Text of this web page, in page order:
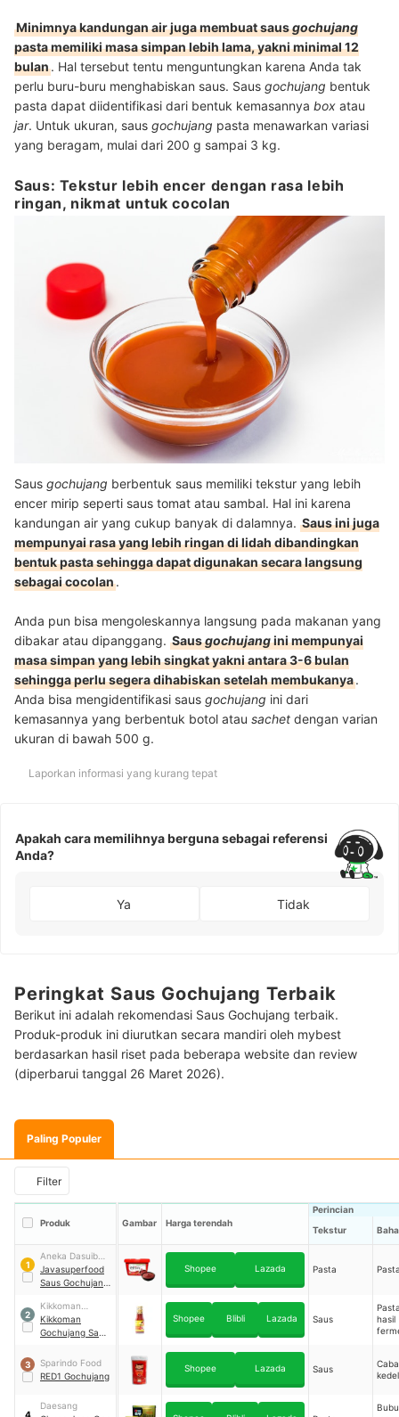
Minimnya kandungan air juga membuat sausgochujang
pasta memiliki masa simpan lebih lama, yakni minimal 12
bulan. Hal tersebut tentu menguntungkan karena Anda tak
perlu buru-buru menghabiskan saus. Saus gochujang bentuk
pasta dapat diidentifikasi dari bentuk kemasannya box atau
jar. Untuk ukuran, saus gochujang pasta menawarkan variasi
yang beragam, mulai dari 200 g sampai 3 kg.
Saus: Tekstur lebih encer dengan rasa lebih
ringan, nikmat untuk cocolan
Saus gochujang berbentuk saus memiliki tekstur yang lebih
encer mirip seperti saus tomat atau sambal. Hal ini karena
kandungan air yang cukup banyak di dalamnya. Saus ini juga
mempunyai rasa yang lebih ringan di lidah dibandingkan
bentuk pasta sehingga dapat digunakan secara langsung
sebagai cocolan.
Anda pun bisa mengoleskannya langsung pada makanan yang
dibakar atau dipanggang. Sausgochujangini mempunyai
masa simpan yang lebih singkat yakni antara 3-6 bulan
sehingga perlu segera dihabiskan setelah membukanya.
Anda bisa mengidentifikasi saus gochujang ini dari
kemasannya yang berbentuk botol atau sachet dengan varian
ukuran di bawah 500 g.
Laporkan informasi yang kurang tepat
Apakah cara memilihnya berguna sebagai referensi
Anda?
Ya Tidak
Peringkat Saus Gochujang Terbaik
Berikut ini adalah rekomendasi Saus Gochujang terbaik.
Produk-produk ini diurutkan secara mandiri oleh mybest
berdasarkan hasil riset pada beberapa website dan review
(diperbarui tanggal 26 Maret 2026).
Paling Populer
Filter
Produk Gambar Harga terendah
Perincian
Tekstur
1
Aneka Dasuib
Jaya
Javasuperfood
Saus Gochujang
Shopee Lazada Pasta
2
Kikkoman
Akufood
Indonesia
Kikkoman
Gochujang Saus
300 gr
Shopee Blibli Lazada Saus
hasil
3
Sparindo Food
RED1 Gochujang
Shopee Lazada Saus
4
Daesang